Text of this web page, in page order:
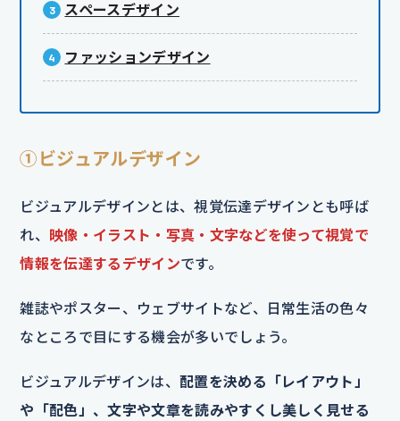
スペースデザイン
ファッションデザイン
①ビジュアルデザイン
ビジュアルデザインとは、視覚伝達デザインとも呼ば
れ、 映像・イラスト・写真・文字などを使って視覚で
情報を伝達するデザインです。
雑誌やポスター、ウェブサイトなど、日常生活の色々
なところで目にする機会が多いでしょう。
ビジュアルデザインは、 配置を決める「レイアウト」
や「配色」、文字や文章を読みやすくし美しく見せる